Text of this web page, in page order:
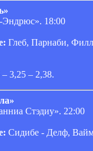
Эндрюс». 18:00
Глеб, Парнаби,
– 3,25 – 2,38.
Стэдиу». 22:00
Сидибе - Делф,